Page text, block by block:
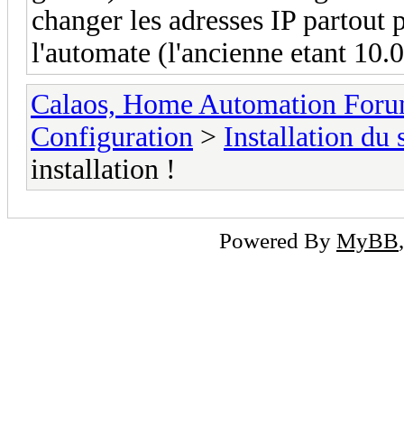
changer les adresses IP
l'automate (l'ancienne etant
Calaos, Home Automation
Configuration > Installation du
installation !
Powered By MyBB